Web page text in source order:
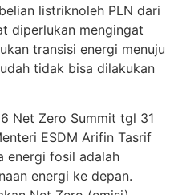
listriknoleh PLN dari
diperlukan mengingat
transisi energi menuju
tidak bisa dilakukan
Net Zero Summit tgl 31
ESDM Arifin Tasrif
energi fosil adalah
energi ke depan.